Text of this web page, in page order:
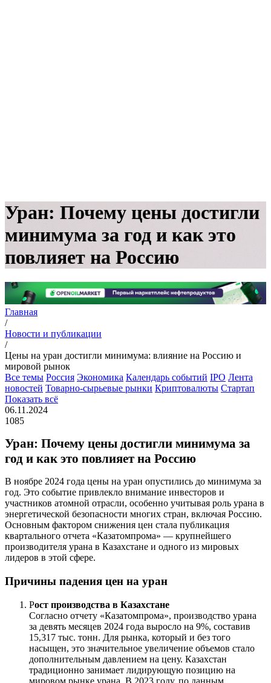
Уран: Почему цены достигли
минимума за год и как это
повлияет на Россию
Главная
/
Новости и публикации
/
Цены на уран достигли минимума: влияние на Россию и
мировой рынок
Все темы Россия Экономика Календарь событий IPO Лента
новостей Товарно-сырьевые рынки Криптовалюты Стартап
Показать всё
06.11.2024
1085
Уран: Почему цены достигли минимума за
год и как это повлияет на Россию
В ноябре 2024 года цены на уран опустились до минимума за
год. Это событие привлекло внимание инвесторов и
участников атомной отрасли, особенно учитывая роль урана в
энергетической безопасности многих стран, включая Россию.
Основным фактором снижения цен стала публикация
квартального отчета «Казатомпрома» — крупнейшего
производителя урана в Казахстане и одного из мировых
лидеров в этой сфере.
Причины падения цен на уран
Рост производства в Казахстане
Согласно отчету «Казатомпрома», производство урана
за девять месяцев 2024 года выросло на 9%, составив
15,317 тыс. тонн. Для рынка, который и без того
насыщен, это значительное увеличение объемов стало
дополнительным давлением на цену. Казахстан
традиционно занимает лидирующую позицию на
мировом рынке урана. В 2023 году, по данным